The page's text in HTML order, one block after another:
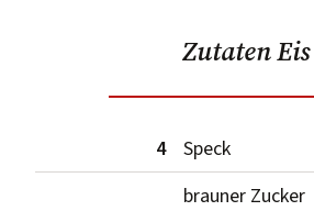
Zutaten Eis
4
Speck
brauner Zucker